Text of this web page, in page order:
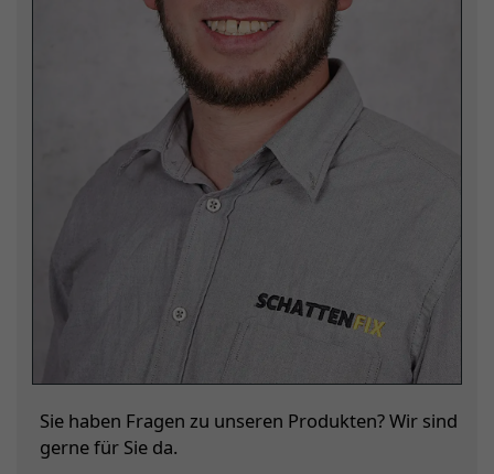
Sie haben Fragen zu unseren Produkten? Wir sind
gerne für Sie da.